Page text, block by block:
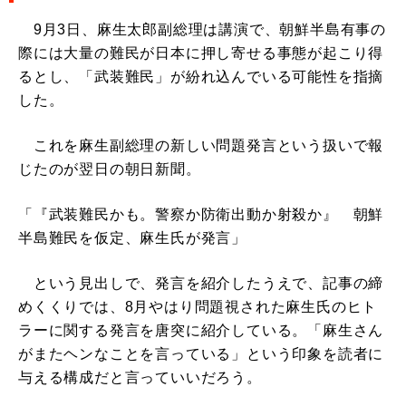
9月3日、麻生太郎副総理は講演で、朝鮮半島有事の
際には大量の難民が日本に押し寄せる事態が起こり得
るとし、「武装難民」が紛れ込んでいる可能性を指摘
した。
これを麻生副総理の新しい問題発言という扱いで報
じたのが翌日の朝日新聞。
「『武装難民かも。警察か防衛出動か射殺か』 朝鮮
半島難民を仮定、麻生氏が発言」
という見出しで、発言を紹介したうえで、記事の締
めくくりでは、8月やはり問題視された麻生氏のヒト
ラーに関する発言を唐突に紹介している。「麻生さん
がまたヘンなことを言っている」という印象を読者に
与える構成だと言っていいだろう。